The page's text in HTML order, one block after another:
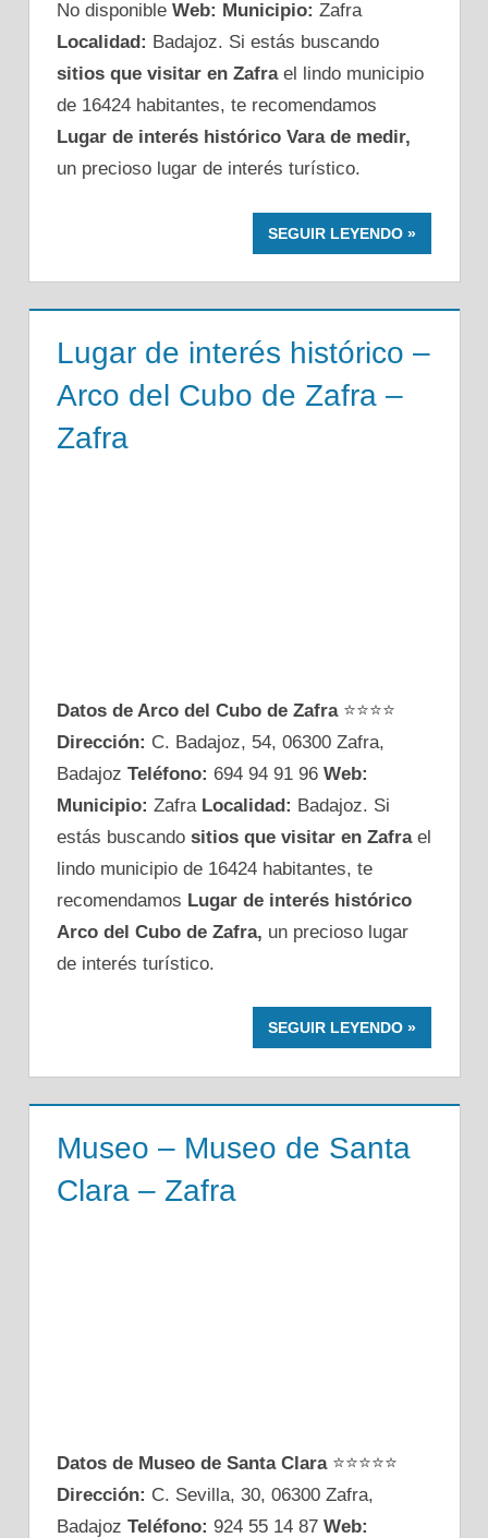
No disponible Web: Municipio: Zafra
Localidad: Badajoz. Si estás buscando
sitios que visitar en Zafrael lindo municipio
de 16424 habitantes, te recomendamos
Lugar de interés histórico Vara de medir,
un precioso lugar de interés turístico.
SEGUIR LEYENDO
Lugar de interés histórico –
Arco del Cubo de Zafra –
Zafra
Datos de Arco del Cubo de Zafra⭐⭐⭐⭐
Dirección: C. Badajoz, 54, 06300 Zafra,
Badajoz Teléfono: 694 94 91 96 Web:
Municipio: Zafra Localidad: Badajoz. Si
estás buscando sitios que visitar en Zafrael
lindo municipio de 16424 habitantes, te
recomendamos Lugar de interés histórico
Arco del Cubo de Zafra, un precioso lugar
de interés turístico.
SEGUIR LEYENDO
Museo – Museo de Santa
Clara – Zafra
Datos de Museo de Santa Clara⭐⭐⭐⭐⭐
Dirección: C. Sevilla, 30, 06300 Zafra,
Badajoz Teléfono: 924 55 14 87 Web: